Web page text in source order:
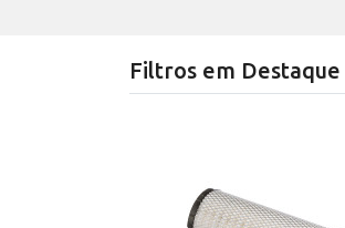
Filtros em Destaque